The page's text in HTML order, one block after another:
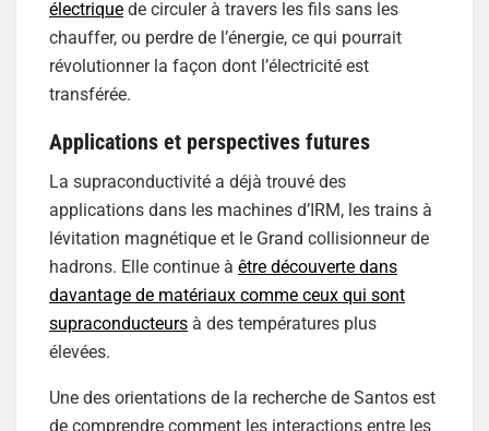
électrique de circuler à travers les fils sans les
chauffer, ou perdre de l’énergie, ce qui pourrait
révolutionner la façon dont l’électricité est
transférée.
Applications et perspectives futures
La supraconductivité a déjà trouvé des
applications dans les machines d’IRM, les trains à
lévitation magnétique et le Grand collisionneur de
hadrons. Elle continue à être découverte dans
davantage de matériaux comme ceux qui sont
supraconducteurs à des températures plus
élevées.
Une des orientations de la recherche de Santos est
de comprendre comment les interactions entre les